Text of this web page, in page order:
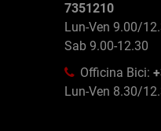
7351210
Lun-Ven 9.00/
Sab 9.00-12.30
Officina Bici:
Lun-Ven 8.30/